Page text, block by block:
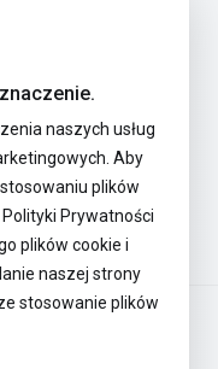
naszych usług
Aby
plików
Prywatności
plików cookie i
naszej strony
stosowanie plików